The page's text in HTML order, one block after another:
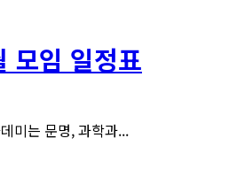
모임 일정표
미는 문명, 과학과...